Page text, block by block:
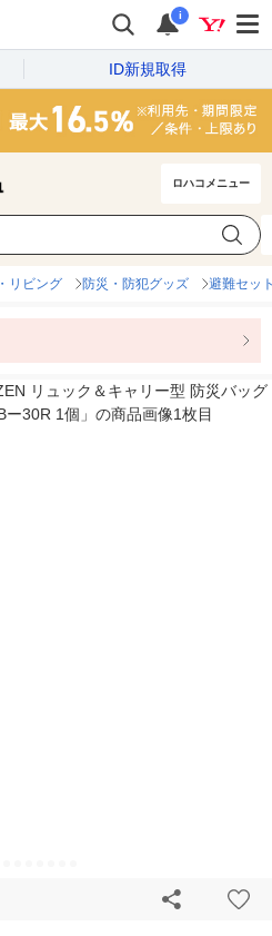
i
ID新規取得
ロハコメニュー
リビング 防災・防犯グッズ 避難セッ